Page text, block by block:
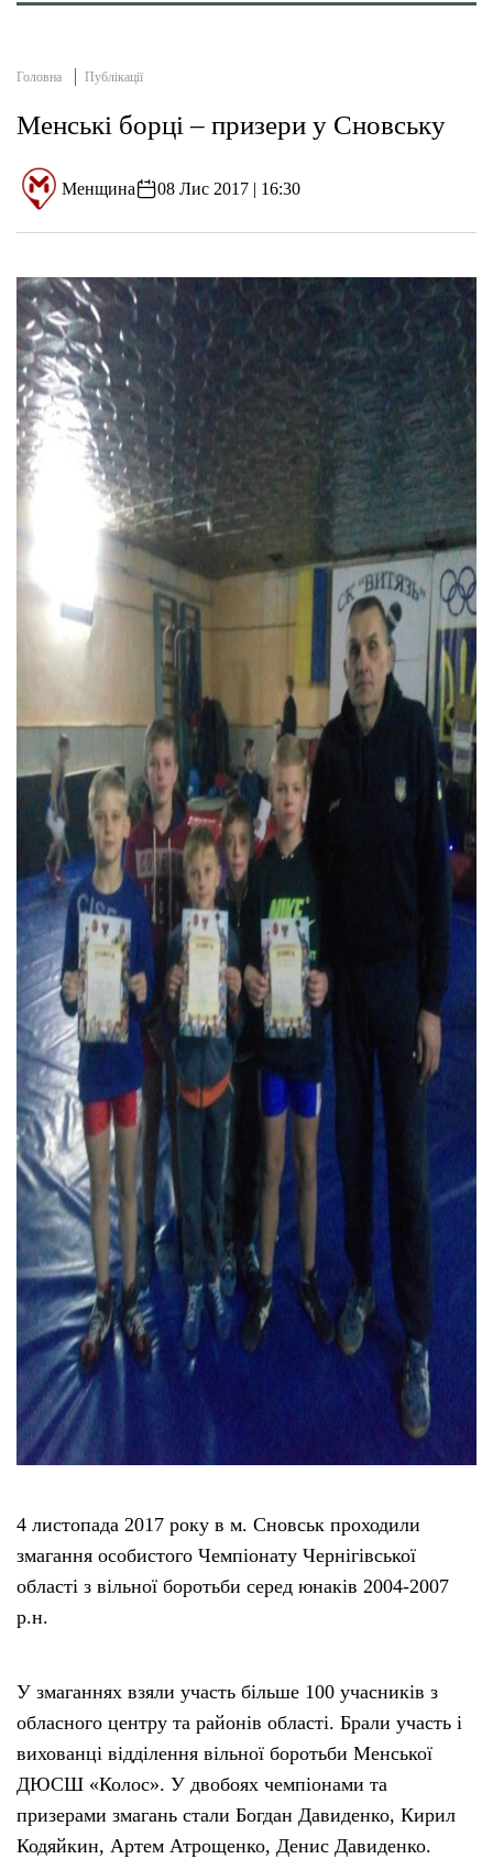
Головна Публікації
Менські борці – призери у Сновську
Менщина 08 Лис 2017 | 16:30
4 листопада 2017 року в м. Сновськ проходили
змагання особистого Чемпіонату Чернігівської
області з вільної боротьби серед юнаків 2004-2007
р.н.
У змаганнях взяли участь більше 100 учасників з
обласного центру та районів області. Брали участь і
вихованці відділення вільної боротьби Менської
ДЮСШ «Колос». У двобоях чемпіонами та
призерами змагань стали Богдан Давиденко, Кирил
Кодяйкин, Артем Атрощенко, Денис Давиденко.